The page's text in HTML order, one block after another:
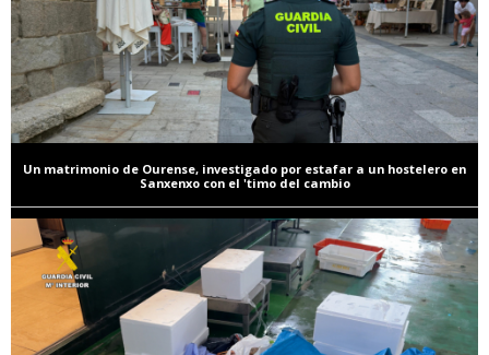
Un matrimonio de Ourense, investigado por estafar a un hostelero en
Sanxenxo con el 'timo del cambio